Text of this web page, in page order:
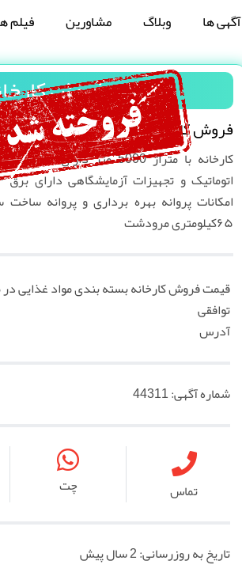
آگهی ها وبلاگ مشاورین فیلم
فروش
فروش کارخانه بسته بندی مواد
کارخانه با متراژ 5000 متر
امکانات پروانه بهره برداری و پروانه
۶۵کیلومتری مرودشت
قیمت فروش کارخانه بسته بندی مواد غذایی
توافقی
آدرس
شماره آگهی:44311
تماس چت
تاریخ به روزرسانی:2 سال پیش